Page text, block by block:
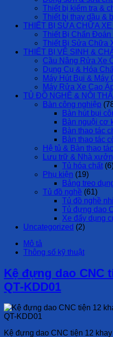
Thiết bị kiểm tra &
Thiết bị thay dầu &
THIẾT BỊ SỬA CHỮA
Thiết Bị Chẩn
Thiết Bị Sửa Chữa
THIẾT BỊ VỆ SINH &
Cầu Nâng Rửa Xe
Dụng Cụ & Hóa
Máy Hút Bụi & Máy
Máy Rửa Xe Cao
TỦ ĐỒ NGHỀ & NỘI
Bàn công nghiệp
Bàn hút bụi
Bàn nguội cơ
Bàn thao tác
Bàn thao tác
Hệ tủ & Bàn thao tác
Lưu trữ & Nhà
Tủ hóa chất
Phụ kiện (19)
Bảng treo
Tủ đồ nghề (61)
Tủ đồ nghề
Tủ đựng dao
Xe đẩy dụng
Uncategorized (2)
Mô tả
Thông số kỹ thuật
Kệ đựng dao CNC
QT-KDD01
Kệ đựng dao CNC tiện 12 khay